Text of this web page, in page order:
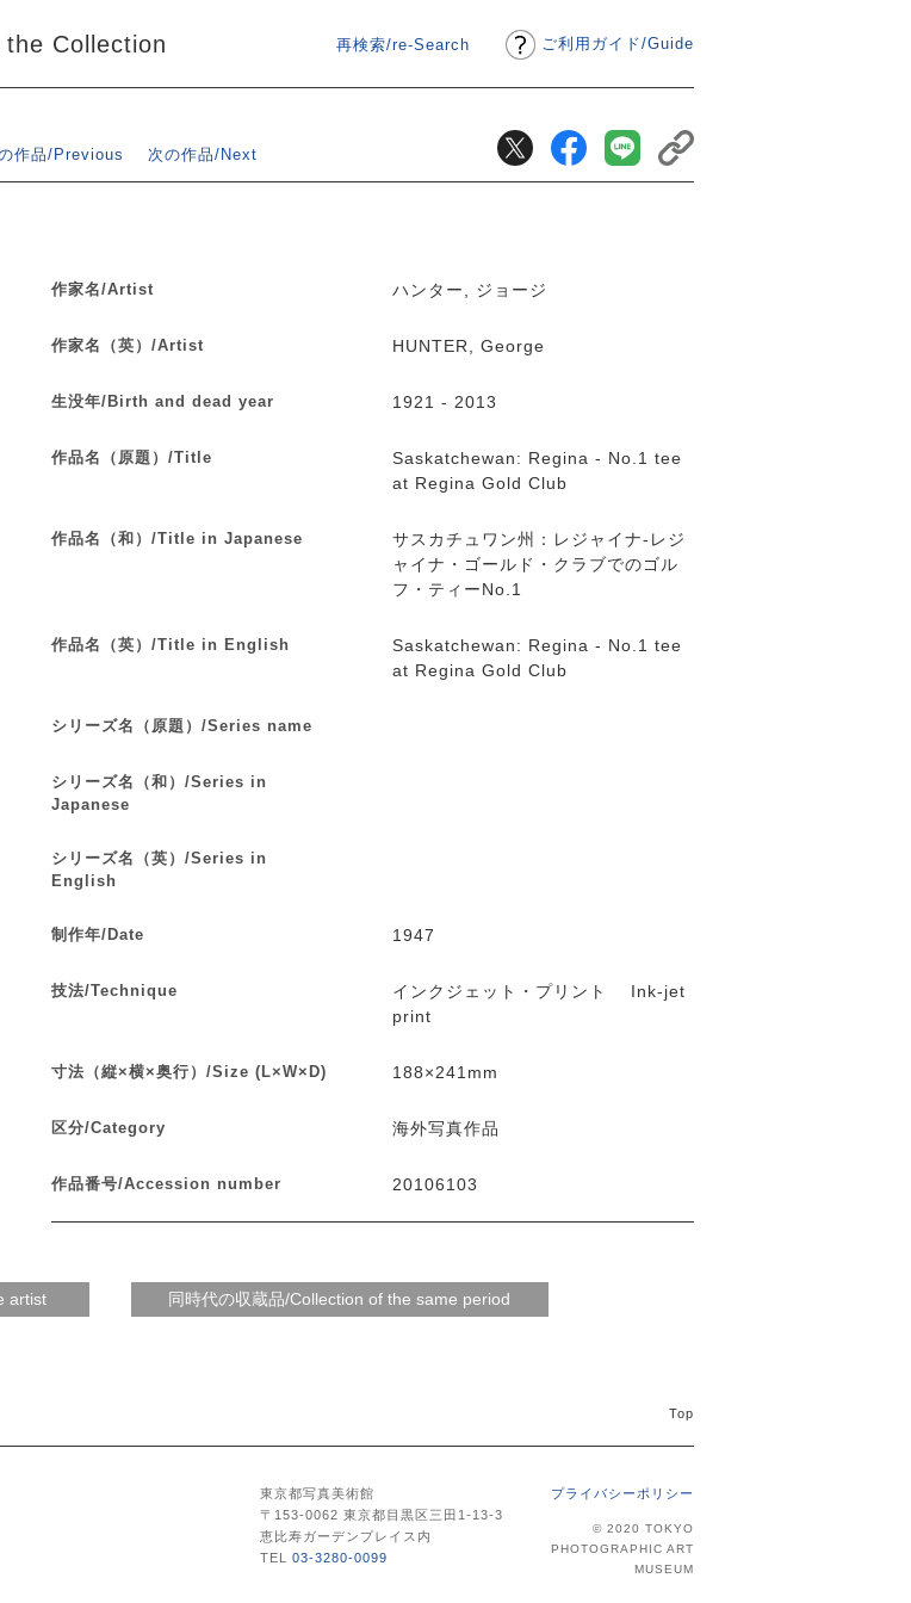
ご利用ガイド/Guide
the Collection 再検索/re-Search
作品/Previous 次の作品/Next
作家名/Artist ハンター, ジョージ
作家名（英）/Artist HUNTER, George
生没年/Birth and dead year 1921 - 2013
作品名（原題）/Title
Saskatchewan: Regina - No.1 tee
at Regina Gold Club
作品名（和）/Title in Japanese
サスカチュワン州：レジャイナ-レジ
ャイナ・ゴールド・クラブでのゴル
フ・ティーNo.1
作品名（英）/Title in English
Saskatchewan: Regina - No.1 tee
at Regina Gold Club
シリーズ名（原題）/Series name
シリーズ名（和）/Series in
Japanese
シリーズ名（英）/Series in
English
制作年/Date 1947
技法/Technique
インクジェット・プリント Ink-jet
print
寸法（縦×横×奥行）/Size (L×W×D) 188×241mm
区分/Category 海外写真作品
作品番号/Accession number 20106103
Top
東京都写真美術館
〒153-0062 東京都目黒区三田1-13-3
恵比寿ガーデンプレイス内
TEL 03-3280-0099
プライバシーポリシー
© 2020 TOKYO
PHOTOGRAPHIC ART
MUSEUM